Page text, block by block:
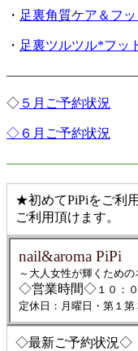
・ 足裏角質ケア＆フ
・ 足裏ツルツル*フッ
◇ ５月ご予約状況
◇６月ご予約状況
★初めてPiPiをご利
ご利用頂けます。
nail&aroma PiPi
～大人女性が輝くための
◇営業時間◇ １０：
定休日：月曜日・第１第
◇最新ご予約状況◇